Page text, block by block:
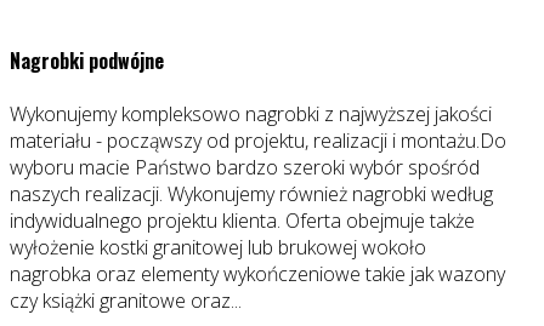
Nagrobki podwójne
Wykonujemy kompleksowo nagrobki z najwyższej jakości
materiału - począwszy od projektu, realizacji i montażu.Do
wyboru macie Państwo bardzo szeroki wybór spośród
naszych realizacji. Wykonujemy również nagrobki według
indywidualnego projektu klienta. Oferta obejmuje także
wyłożenie kostki granitowej lub brukowej wokoło
nagrobka oraz elementy wykończeniowe takie jak wazony
czy książki granitowe oraz...